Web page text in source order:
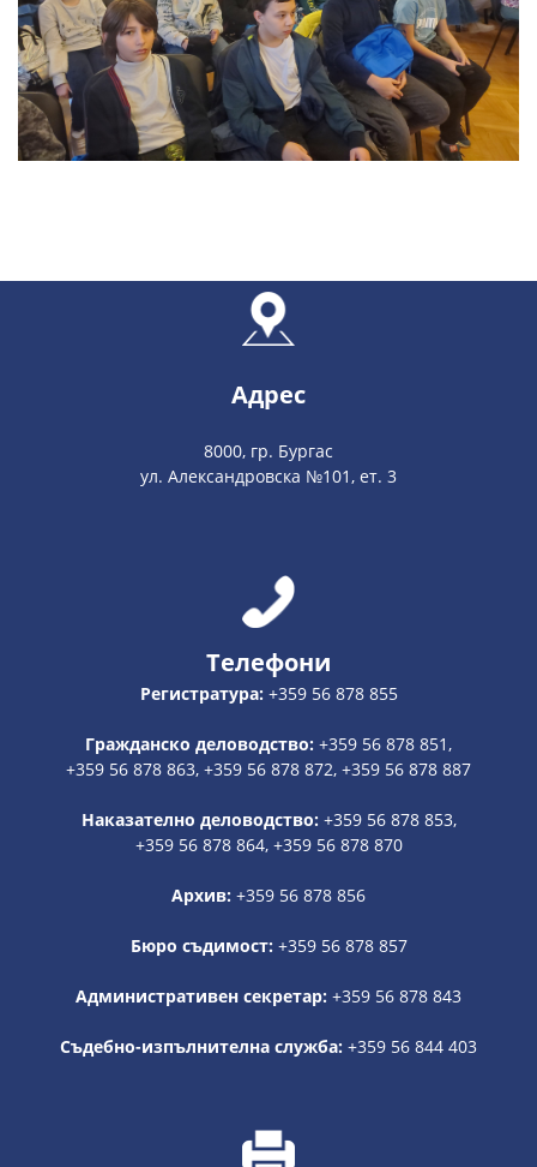
Адрес
8000, гр. Бургас
ул. Александровска №101, ет. 3
Телефони
Регистратура: +359 56 878 855
Гражданско деловодство: +359 56 878 851,
+359 56 878 863, +359 56 878 872, +359 56 878 887
Наказателно деловодство: +359 56 878 853,
+359 56 878 864, +359 56 878 870
Архив: +359 56 878 856
Бюро съдимост: +359 56 878 857
Административен секретар: +359 56 878 843
Съдебно-изпълнителна служба: +359 56 844 403